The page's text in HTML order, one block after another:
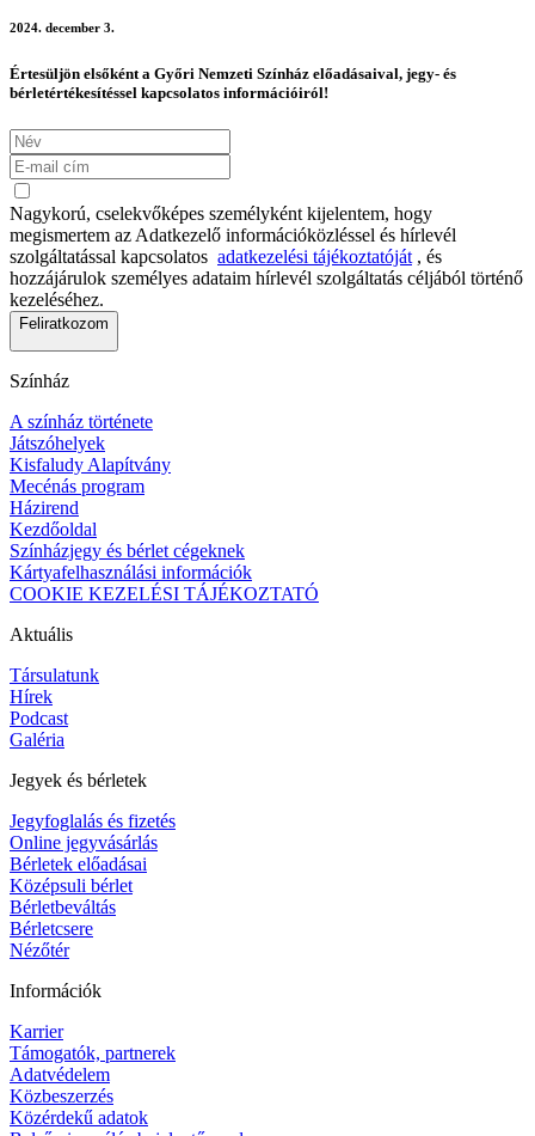
2024. december 3.
Értesüljön elsőként a Győri Nemzeti Színház előadásaival, jegy- és
bérletértékesítéssel kapcsolatos információiról!
Nagykorú, cselekvőképes személyként kijelentem, hogy
megismertem az Adatkezelő információközléssel és hírlevél
szolgáltatással kapcsolatos adatkezelési tájékoztatóját , és
hozzájárulok személyes adataim hírlevél szolgáltatás céljából történő
kezeléséhez.
Feliratkozom
Színház
A színház története
Játszóhelyek
Kisfaludy Alapítvány
Mecénás program
Házirend
Kezdőoldal
Színházjegy és bérlet cégeknek
Kártyafelhasználási információk
COOKIE KEZELÉSI TÁJÉKOZTATÓ
Aktuális
Társulatunk
Hírek
Podcast
Galéria
Jegyek és bérletek
Jegyfoglalás és fizetés
Online jegyvásárlás
Bérletek előadásai
Középsuli bérlet
Bérletbeváltás
Bérletcsere
Nézőtér
Információk
Karrier
Támogatók, partnerek
Adatvédelem
Közbeszerzés
Közérdekű adatok